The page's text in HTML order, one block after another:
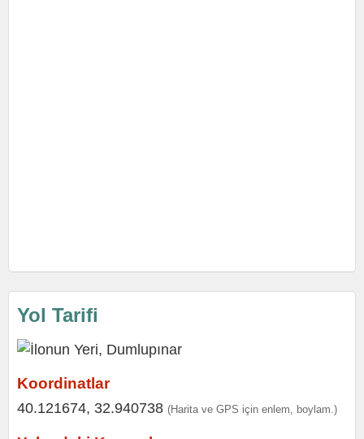
Yol Tarifi
Koordinatlar
40.121674, 32.940738 (Harita ve GPS için enlem, boylam.)